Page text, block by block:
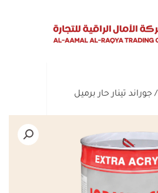
/ جوراند تينار حار برميل